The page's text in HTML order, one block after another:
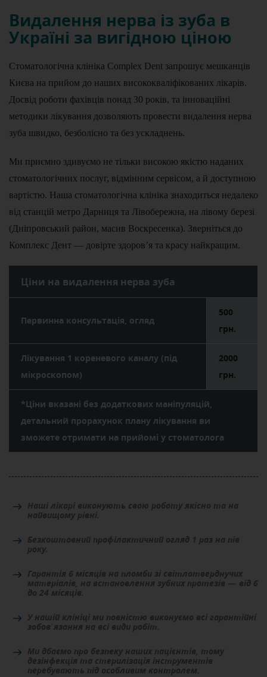
Видалення нерва із зуба в
Україні за вигідною ціною
Стоматологічна клініка Complex Dent запрошує мешканців
Києва на прийом до наших висококваліфікованих лікарів.
Досвід роботи фахівців понад 30 років, та інноваційні
методики лікування дозволяють провести видалення нерва
зуба швидко, безболісно та без ускладнень.
Ми приємно здивуємо не тільки високою якістю наданих
стоматологічних послуг, відмінним сервісом, а й доступною
вартістю. Наша стоматологічна клініка знаходиться недалеко
від станцій метро Дарниця та Лівобережна, на лівому березі
(Дніпровський район, масив Воскресенка). Зверніться до
Комплекс Дент — довірте здоров’я та красу найкращим.
Ціни на видалення нерва зуба
Первинна консультація, огляд
500
грн.
Лікування 1 кореневого каналу (під
мікроскопом)
2000
грн.
*Ціни вказані без додаткових маніпуляцій,
детальний прорахунок плану лікування ви
зможете отримати на прийомі у стоматолога
Наші лікарі виконують свою роботу якісно та на
найвищому рівні.
Безкоштовний профілактичний огляд 1 раз на пів
року.
Гарантія 6 місяців на пломби зі світлотверднучих
матеріалів, на встановлення зубних протезів — від 6
до 24 місяців.
У нашій клініці ми повністю виконуємо всі гарантійні
зобов’язання на всі види робіт.
Ми дбаємо про безпеку наших пацієнтів, тому
дезінфекція та стерилізація інструментів
перебувають під особливим контролем.